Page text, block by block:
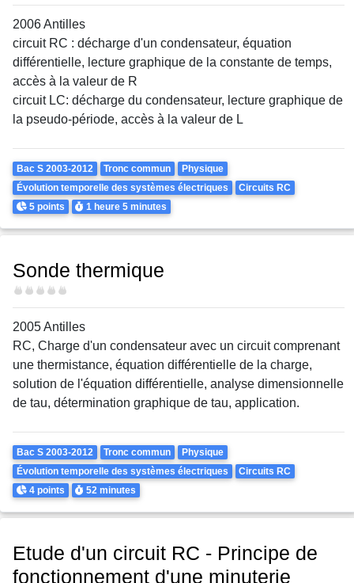
2006 Antilles
circuit RC : décharge d'un condensateur, équation
différentielle, lecture graphique de la constante de temps,
accès à la valeur de R
circuit LC: décharge du condensateur, lecture graphique de
la pseudo-période, accès à la valeur de L
Theme
Bac S 2003-2012 Tronc commun
Physique
Évolution temporelle des systèmes électriques
Circuits RC
Points
5 points Durée
1 heure5 minutes
Sonde thermique
Difficulté
2005 Antilles
RC, Charge d'un condensateur avec un circuit comprenant
une thermistance, équation différentielle de la charge,
solution de l'équation différentielle, analyse dimensionnelle
de tau, détermination graphique de tau, application.
Theme
Bac S 2003-2012 Tronc commun
Physique
Évolution temporelle des systèmes électriques
Circuits RC
Points
4 points Durée
52 minutes
Etude d'un circuit RC - Principe de
fonctionnement d'une minuterie